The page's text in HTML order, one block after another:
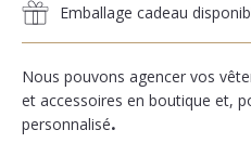
Emballage cadeau
Nous pouvons agencer vos
et accessoires en boutique et,
personnalisé.